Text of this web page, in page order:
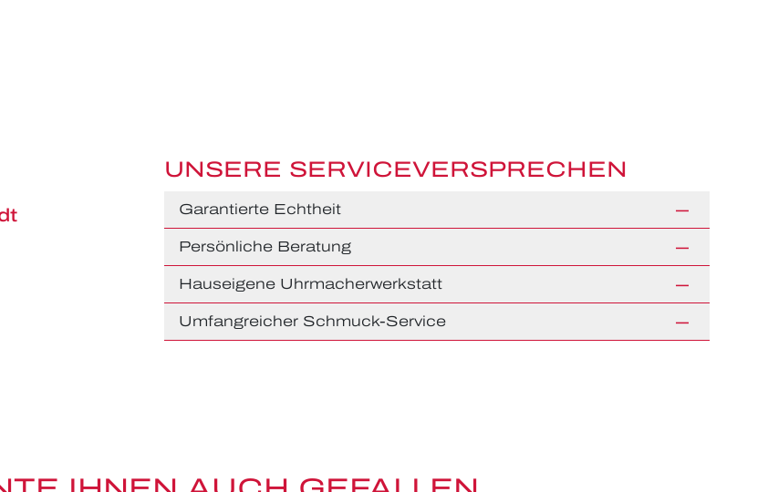
UNSERE SERVICEVERSPRECHEN
Garantierte Echtheit
Persönliche Beratung
Hauseigene Uhrmacherwerkstatt
Umfangreicher Schmuck-Service